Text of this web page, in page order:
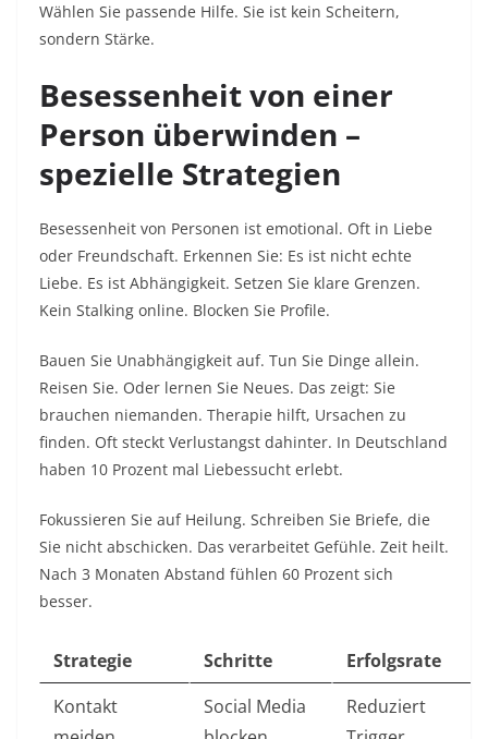
Wählen Sie passende Hilfe. Sie ist kein Scheitern,
sondern Stärke.​
Besessenheit von einer
Person überwinden –
spezielle Strategien
Besessenheit von Personen ist emotional. Oft in Liebe
oder Freundschaft. Erkennen Sie: Es ist nicht echte
Liebe. Es ist Abhängigkeit. Setzen Sie klare Grenzen.
Kein Stalking online. Blocken Sie Profile.​
Bauen Sie Unabhängigkeit auf. Tun Sie Dinge allein.
Reisen Sie. Oder lernen Sie Neues. Das zeigt: Sie
brauchen niemanden. Therapie hilft, Ursachen zu
finden. Oft steckt Verlustangst dahinter. In Deutschland
haben 10 Prozent mal Liebessucht erlebt.​
Fokussieren Sie auf Heilung. Schreiben Sie Briefe, die
Sie nicht abschicken. Das verarbeitet Gefühle. Zeit heilt.
Nach 3 Monaten Abstand fühlen 60 Prozent sich
besser.​
Strategie Schritte
Erfolgsrate
Kontakt
Social Media
Reduziert